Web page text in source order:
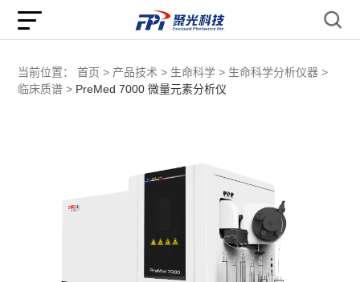
当前位置： 首页 > 产品技术 > 生命科学 > 生命科学分析仪器 >
临床质谱 > PreMed 7000 微量元素分析仪